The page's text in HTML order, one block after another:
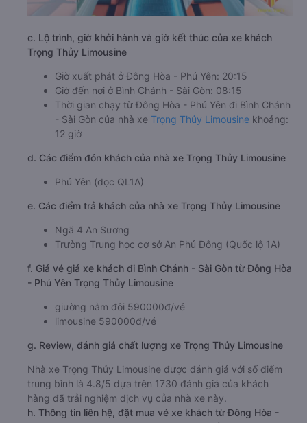
c. Lộ trình, giờ khởi hành và giờ kết thúc của xe khách
Trọng Thủy Limousine
Giờ xuất phát ở Đông Hòa - Phú Yên: 20:15
Giờ đến nơi ở Bình Chánh - Sài Gòn: 08:15
Thời gian chạy từ Đông Hòa - Phú Yên đi Bình Chánh
- Sài Gòn của nhà xe Trọng Thủy Limousine khoảng:
12 giờ
d. Các điểm đón khách của nhà xe Trọng Thủy Limousine
Phú Yên (dọc QL1A)
e. Các điểm trả khách của nhà xe Trọng Thủy Limousine
Ngã 4 An Sương
Trường Trung học cơ sở An Phú Đông (Quốc lộ 1A)
f. Giá vé giá xe khách đi Bình Chánh - Sài Gòn từ Đông Hòa
- Phú Yên Trọng Thủy Limousine
giường nằm đôi 590000đ/vé
limousine 590000đ/vé
g. Review, đánh giá chất lượng xe Trọng Thủy Limousine
Nhà xe Trọng Thủy Limousine được đánh giá với số điểm
trung bình là 4.8/5 dựa trên 1730 đánh giá của khách
hàng đã trải nghiệm dịch vụ của nhà xe này.
h. Thông tin liên hệ, đặt mua vé xe khách từ Đông Hòa -